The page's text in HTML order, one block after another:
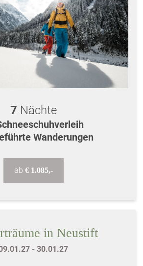
7 Nächte
Wanderungen
ab € 1.085,-
in Neustift
- 30.01.27